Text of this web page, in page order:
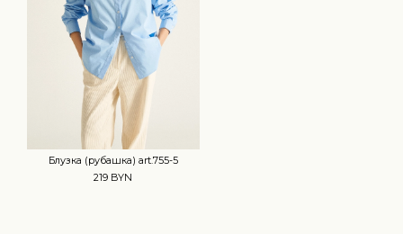
Блузка (рубашка) art.755-5
219 BYN